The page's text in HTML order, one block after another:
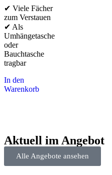
✔ Viele Fächer
zum Verstauen
✔ Als
Umhängetasche
oder
Bauchtasche
tragbar
In den
Warenkorb
Aktuell im Angebot
Alle Angebote ansehen